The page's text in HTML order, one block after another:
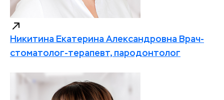
Никитина Екатерина Александровна Врач-
стоматолог-терапевт, пародонтолог